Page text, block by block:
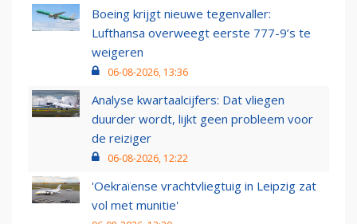
Boeing krijgt nieuwe tegenvaller:
Lufthansa overweegt eerste 777-9’s te
weigeren
06-08-2026, 13:36
Analyse kwartaalcijfers: Dat vliegen
duurder wordt, lijkt geen probleem voor
de reiziger
06-08-2026, 12:22
'Oekraïense vrachtvliegtuig in Leipzig zat
vol met munitie'